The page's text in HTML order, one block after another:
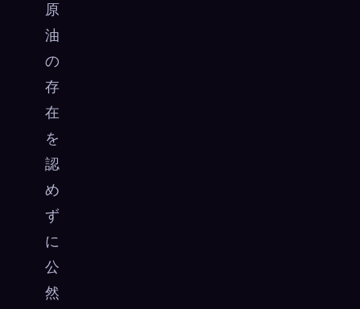
原
油
の
存
在
を
認
め
ず
に
公
然